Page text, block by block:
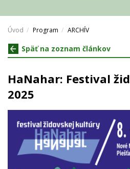
Úvod Program ARCHÍV
Späť na zoznam článkov
HaNahar: Festival
2025